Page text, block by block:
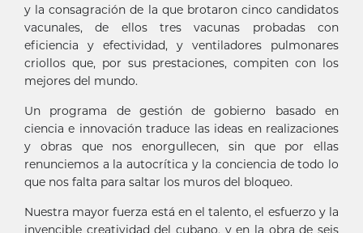
y la consagración de la que brotaron cinco candidatos
vacunales, de ellos tres vacunas probadas con
eficiencia y efectividad, y ventiladores pulmonares
criollos que, por sus prestaciones, compiten con los
mejores del mundo.
Un programa de gestión de gobierno basado en
ciencia e innovación traduce las ideas en realizaciones
y obras que nos enorgullecen, sin que por ellas
renunciemos a la autocrítica y la conciencia de todo lo
que nos falta para saltar los muros del bloqueo.
Nuestra mayor fuerza está en el talento, el esfuerzo y la
invencible creatividad del cubano, y en la obra de seis